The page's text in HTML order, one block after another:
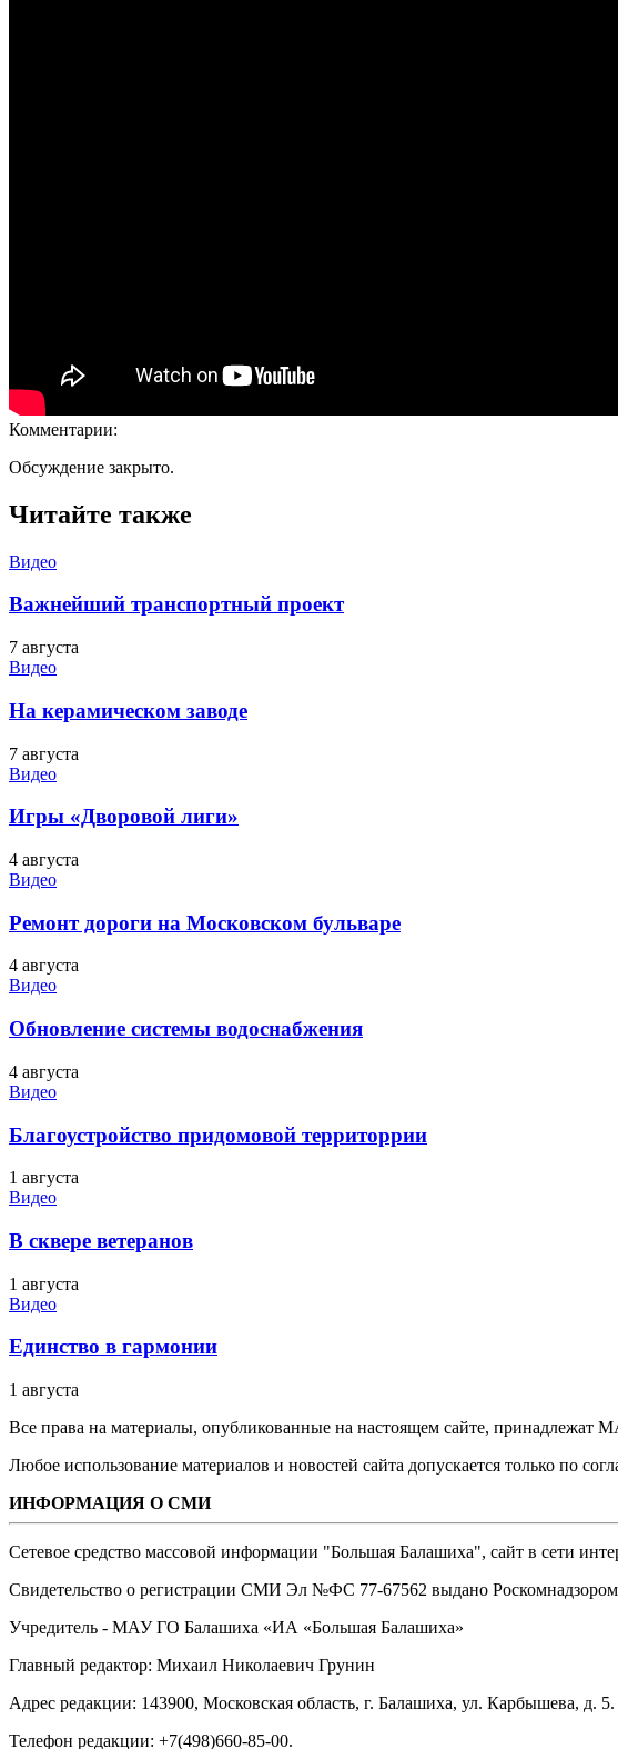
Комментарии:
Обсуждение закрыто.
Читайте также
Видео
Важнейший транспортный проект
7 августа
Видео
На керамическом заводе
7 августа
Видео
Игры «Дворовой лиги»
4 августа
Видео
Ремонт дороги на Московском бульваре
4 августа
Видео
Обновление системы водоснабжения
4 августа
Видео
Благоустройство придомовой территоррии
1 августа
Видео
В сквере ветеранов
1 августа
Видео
Единство в гармонии
1 августа
Все права на материалы, опубликованные на настоящем сайте,
Любое использование материалов и новостей сайта допускается только по
ИНФОРМАЦИЯ О СМИ
Сетевое средство массовой информации "Большая Балашиха", сайт в сети
Свидетельство о регистрации СМИ Эл №ФС ‎77-67562 выдано Роскомнадзором
Учредитель - МАУ ГО Балашиха «ИА «Большая Балашиха»
Главный редактор: Михаил Николаевич Грунин
Адрес редакции: 143900, Московская область, г. Балашиха, ул. Карбышева, д. 5.
Телефон редакции: +7(498)660-85-00.